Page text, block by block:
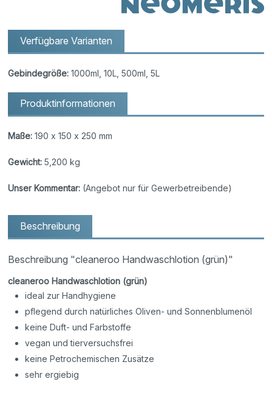
Verfügbare Varianten
Gebindegröße: 1000ml, 10L, 500ml, 5L
Produktinformationen
Maße: 190 x 150 x 250 mm
Gewicht: 5,200 kg
Unser Kommentar: (Angebot nur für Gewerbetreibende)
Beschreibung
Beschreibung "cleaneroo Handwaschlotion (grün)"
cleaneroo Handwaschlotion (grün)
ideal zur Handhygiene
pflegend durch natürliches Oliven- und Sonnenblumenöl
keine Duft- und Farbstoffe
vegan und tierversuchsfrei
keine Petrochemischen Zusätze
sehr ergiebig